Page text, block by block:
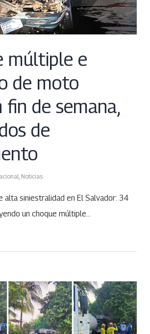
múltiple e
de moto
fin de semana,
de
Noticias
alta siniestralidad en El Salvador: 34
un choque múltiple…